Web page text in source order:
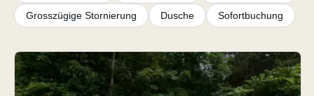
Grosszügige Stornierung Dusche Sofortbuchung